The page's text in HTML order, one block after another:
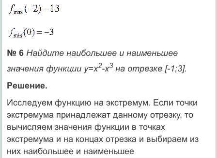
№ 6Найдите наибольшее и наименьшее
значения функции y=x2-x3на отрезке [-1;3].
Решение.
Исследуем функцию на экстремум. Если точки
экстремума принадлежат данному отрезку, то
вычисляем значения функции в точках
экстремума и на концах отрезка и выбираем из
них наибольшее и наименьшее